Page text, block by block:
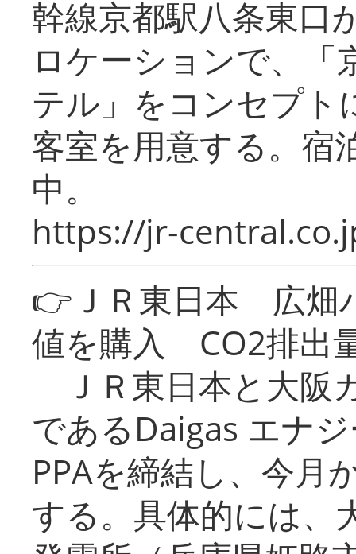
幹線京都駅八条東口
ロケーションで、「
テル」をコンセプト
客室を用意する。宿
中。
https://jr-
👉ＪＲ東日本 広畑
値を購入 CO2排出
ＪＲ東日本と大阪
であるDaigas エナ
PPAを締結し、今月
する。具体的には、